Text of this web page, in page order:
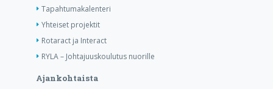
Tapahtumakalenteri
Yhteiset projektit
Rotaract ja Interact
RYLA – Johtajuuskoulutus nuorille
Ajankohtaista